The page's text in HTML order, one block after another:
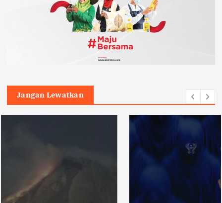
Jangan Lewatkan